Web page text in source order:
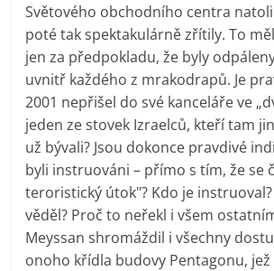
Světového obchodního centra
poté tak spektakulárně zřítily. To
jen za předpokladu, že byly
uvnitř každého z mrakodrapů. Je
2001 nepřišel do své kanceláře ve
jeden ze stovek Izraelců, kteří tam
už bývali? Jsou dokonce pravdivé
byli instruováni – přímo s tím, že se
teroristický útok"? Kdo je
věděl? Proč to neřekl i všem
Meyssan shromáždil i všechny
onoho křídla budovy Pentagonu,